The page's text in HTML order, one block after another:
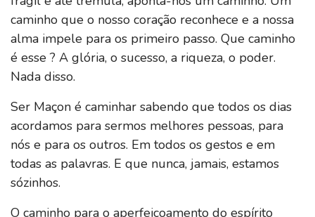
caminho que o nosso coração reconhece e a nossa
alma impele para os primeiro passo. Que caminho
é esse ? A glória, o sucesso, a riqueza, o poder.
Nada disso.
Ser Maçon é caminhar sabendo que todos os dias
acordamos para sermos melhores pessoas, para
nós e para os outros. Em todos os gestos e em
todas as palavras. E que nunca, jamais, estamos
sózinhos.
O caminho para o aperfeiçoamento do espírito